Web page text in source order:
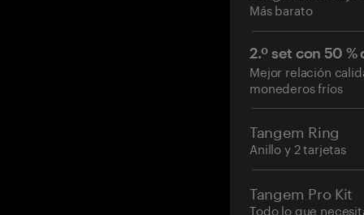
Más barato
2.º set con 50
Mejor relación
monederos fríos
Tangem Ring
Anillo y 2 tarjetas
Tangem Pro Kit
Todo lo que